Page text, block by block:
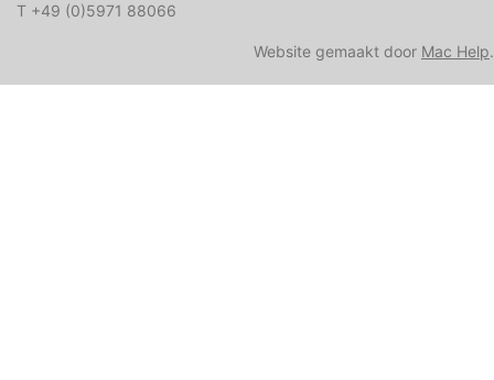
T +49 (0)5971 88066
Website gemaakt door Mac Help.